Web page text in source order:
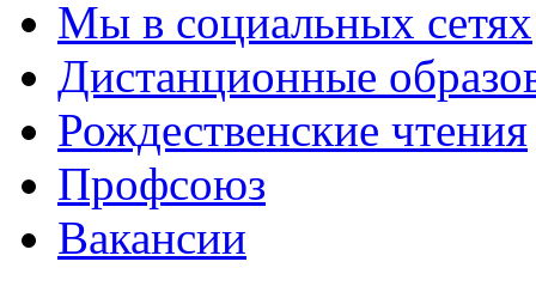
Мы в социальных сетях
Дистанционные
Рождественские чтения
Профсоюз
Вакансии